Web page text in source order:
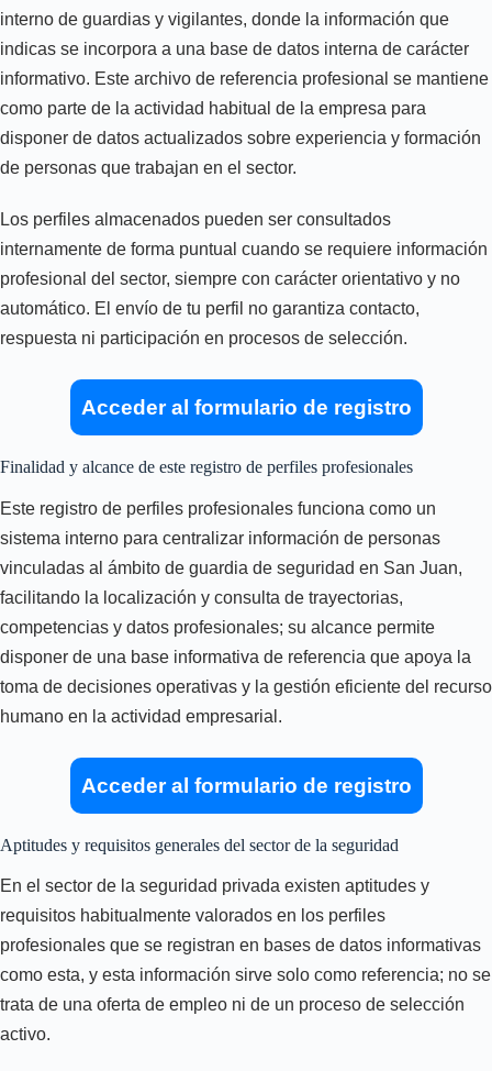
interno de guardias y vigilantes, donde la información que
indicas se incorpora a una base de datos interna de carácter
informativo. Este archivo de referencia profesional se mantiene
como parte de la actividad habitual de la empresa para
disponer de datos actualizados sobre experiencia y formación
de personas que trabajan en el sector.
Los perfiles almacenados pueden ser consultados
internamente de forma puntual cuando se requiere información
profesional del sector, siempre con carácter orientativo y no
automático. El envío de tu perfil no garantiza contacto,
respuesta ni participación en procesos de selección.
Acceder al formulario de registro
Finalidad y alcance de este registro de perfiles profesionales
Este registro de perfiles profesionales funciona como un
sistema interno para centralizar información de personas
vinculadas al ámbito de guardia de seguridad en San Juan,
facilitando la localización y consulta de trayectorias,
competencias y datos profesionales; su alcance permite
disponer de una base informativa de referencia que apoya la
toma de decisiones operativas y la gestión eficiente del recurso
humano en la actividad empresarial.
Acceder al formulario de registro
Aptitudes y requisitos generales del sector de la seguridad
En el sector de la seguridad privada existen aptitudes y
requisitos habitualmente valorados en los perfiles
profesionales que se registran en bases de datos informativas
como esta, y esta información sirve solo como referencia; no se
trata de una oferta de empleo ni de un proceso de selección
activo.